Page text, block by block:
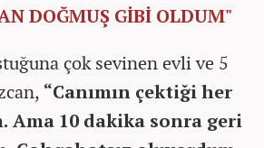
DOĞMUŞ GİBİ OLDUM"
çok sevinen evli ve 5
“Canımın çektiği her
Ama 10 dakika sonra geri